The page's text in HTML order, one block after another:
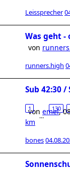
Leissprecher
Was geht -
von
runners.high
Sub 42:30 /
1
…
130
von emel,
km
bones